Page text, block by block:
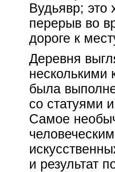
Вудьявр; это
перерыв во
дороге к
Деревня
несколькими
была
со статуями
Самое
и результат